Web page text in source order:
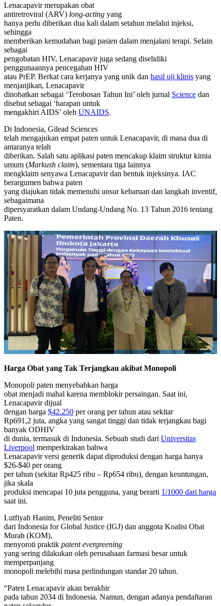
Lenacapavir merupakan obat
antiretroviral (ARV) long-acting yang
hanya perlu diberikan dua kali dalam setahun melalui injeksi,
sehingga
memberikan kemudahan bagi pasien dalam menjalani terapi. Selain
sebagai
pengobatan HIV, Lenacapavir juga sedang diselidiki
penggunaannya pencegahan HIV
atau PrEP. Berkat cara kerjanya yang unik dan hasil uji klinis yang
menjanjikan, Lenacapavir
dinobatkan sebagai ‘Terobosan Tahun Ini’ oleh jurnal Science dan
disebut sebagai ‘harapan untuk
mengakhiri AIDS’ oleh UNAIDS.
Di Indonesia, Gilead Sciences
telah mengajukan empat paten untuk Lenacapavir, di mana dua di
antaranya telah
diberikan. Salah satu aplikasi paten mencakup klaim struktur kimia
umum (Markush claim), sementara tiga lainnya
mengklaim senyawa Lenacapavir dan bentuk injeksinya. IAC
berargumen bahwa paten
yang diajukan tidak memenuhi unsur kebaruan dan langkah inventif,
sebagaimana
dipersyaratkan dalam Undang-Undang No. 13 Tahun 2016 tentang
Paten.
Harga Obat yang Tak Terjangkau akibat Monopoli
Monopoli paten menyebabkan harga
obat menjadi mahal karena memblokir persaingan. Saat ini,
Lenacapavir dijual
dengan harga $42.250 per orang per tahun atau sekitar
Rp691,2 juta, angka yang sangat tinggi dan tidak terjangkau bagi
banyak ODHIV
di dunia, termasuk di Indonesia. Sebuah studi dari Universitas
Liverpool memperkirakan bahwa
Lenacapavir versi generik dapat diproduksi dengan harga hanya
$26-$40 per orang
per tahun (sekitar Rp425 ribu – Rp654 ribu), dengan keuntungan,
jika skala
produksi mencapai 10 juta pengguna, yang berarti 1/1000 dari harga
saat ini.
Lutfiyah Hanim, Peneliti Senior
dari Indonesia for Global Justice (IGJ) dan anggota Koalisi Obat
Murah (KOM),
menyoroti praktik patent evergreening
yang sering dilakukan oleh perusahaan farmasi besar untuk
memperpanjang
monopoli melebihi masa perlindungan standar 20 tahun.
“Paten Lenacapavir akan berakhir
pada tahun 2034 di Indonesia. Namun, dengan adanya pendaftaran